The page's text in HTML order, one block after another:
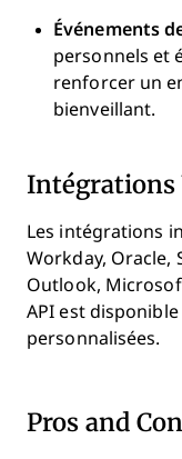
Événements
personnels et
renforcer un
bienveillant.
Les intégrations
Workday, Oracle,
Outlook,
API est
personnalisées.
Pros and